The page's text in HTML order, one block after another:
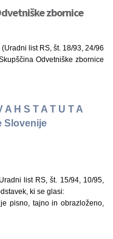
zbornice
list RS, št. 18/93, 24/96
Odvetniške zbornice
A H S T A T U T A
Slovenije
list RS, št. 15/94, 10/95,
ki se glasi:
pisno, tajno in obrazloženo,